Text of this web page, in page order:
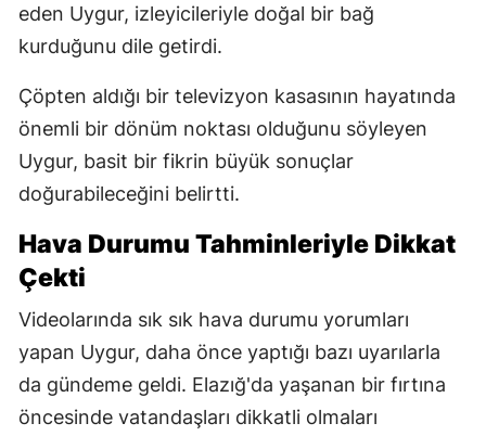
eden Uygur, izleyicileriyle doğal bir bağ
kurduğunu dile getirdi.
Çöpten aldığı bir televizyon kasasının hayatında
önemli bir dönüm noktası olduğunu söyleyen
Uygur, basit bir fikrin büyük sonuçlar
doğurabileceğini belirtti.
Hava Durumu Tahminleriyle Dikkat
Çekti
Videolarında sık sık hava durumu yorumları
yapan Uygur, daha önce yaptığı bazı uyarılarla
da gündeme geldi. Elazığ'da yaşanan bir fırtına
öncesinde vatandaşları dikkatli olmaları